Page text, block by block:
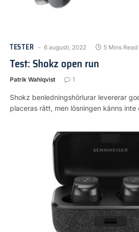
TESTER 6 augusti, 2022 5 Mins Read
Test: Shokz open run
Patrik Wahlqvist 1
Shokz benledningshörlurar levererar
placeras rätt, men lösningen känns